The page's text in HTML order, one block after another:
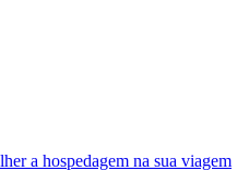
a hospedagem na sua viagem